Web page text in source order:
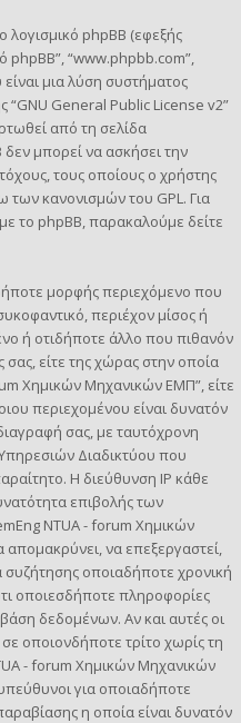
λογισμικό phpBB (εφεξής
phpBB”, “www.phpbb.com”,
μια λύση συστήματος
“GNU General Public License v2”
από τη σελίδα
μπορεί να ασκήσει την
τους οποίους ο χρήστης
των κανονισμών του GPL. Για
το phpBB, παρακαλούμε δείτε
μορφής περιεχόμενο που
περιέχον μίσος ή
ή οτιδήποτε άλλο που πιθανόν
είτε της χώρας στην οποία
Χημικών Μηχανικών ΕΜΠ”, είτε
περιεχομένου είναι δυνατόν
σας, με ταυτόχρονη
Διαδικτύου που
Η διεύθυνση IP κάθε
επιβολής των
NTUA - forum Χημικών
να επεξεργαστεί,
συζήτησης οποιαδήποτε χρονική
οποιεσδήποτε πληροφορίες
δεδομένων. Αν και αυτές οι
οποιονδήποτε τρίτο χωρίς τη
- forum Χημικών Μηχανικών
για οποιαδήποτε
η οποία είναι δυνατόν